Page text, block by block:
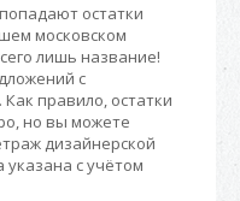
остатки
московском
лишь название!
с
правило, остатки
но вы можете
дизайнерской
указана с учётом